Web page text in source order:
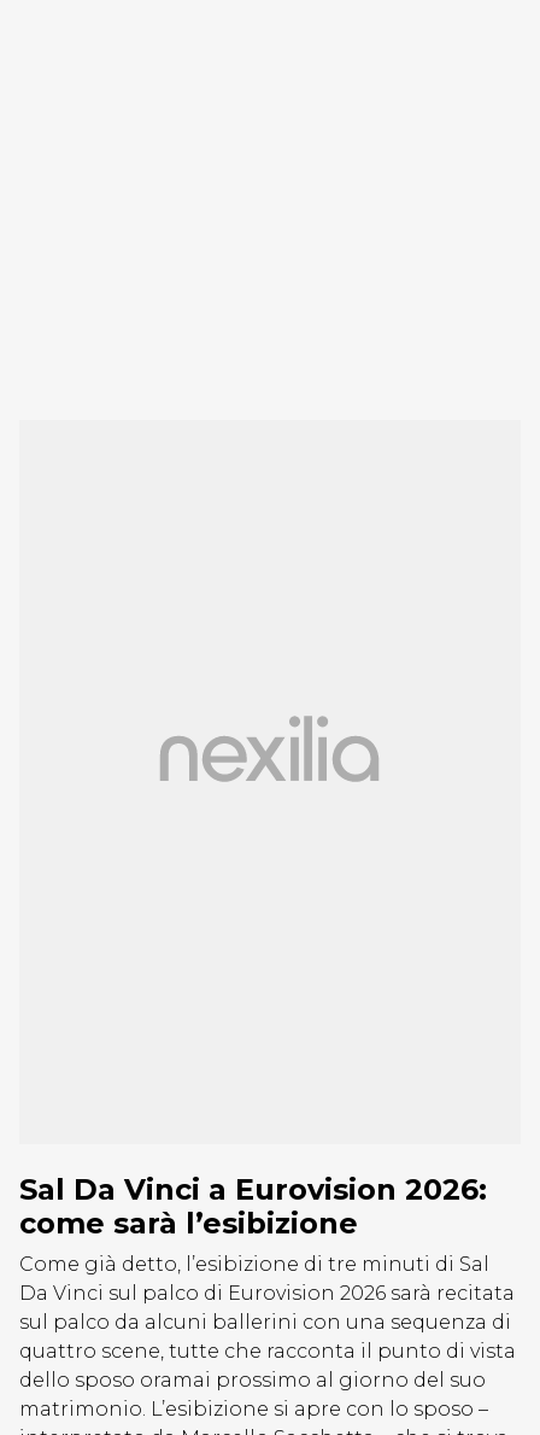
Sal Da Vinci a Eurovision 2026:
come sarà l’esibizione
Come già detto, l’esibizione di tre minuti di Sal
Da Vinci sul palco di Eurovision 2026 sarà recitata
sul palco da alcuni ballerini con una sequenza di
quattro scene, tutte che racconta il punto di vista
dello sposo oramai prossimo al giorno del suo
matrimonio. L’esibizione si apre con lo sposo –